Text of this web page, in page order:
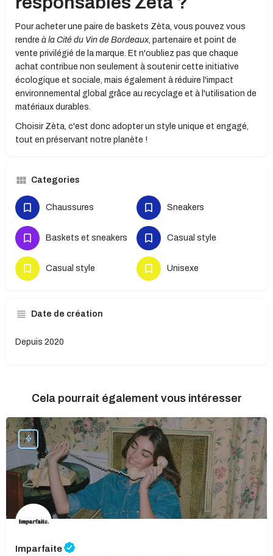
Pour acheter une paire de baskets Zèta, vous pouvez vous
rendre à la Cité du Vin de Bordeaux, partenaire et point de
vente privilégié de la marque. Et n'oubliez pas que chaque
achat contribue non seulement à soutenir cette initiative
écologique et sociale, mais également à réduire l'impact
environnemental global grâce au recyclage et à l'utilisation de
matériaux durables.
Choisir Zèta, c'est donc adopter un style unique et engagé,
tout en préservant notre planète !
Categories
Chaussures Sneakers
Baskets et sneakers Casual style
Casual style Unisexe
Date de création
Depuis 2020
Cela pourrait également vous intéresser
Imparfaite